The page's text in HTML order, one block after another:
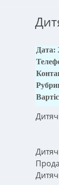
Дата: